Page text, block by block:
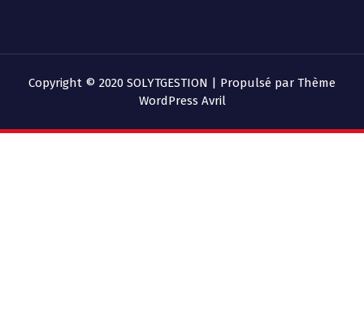
Copyright © 2020 SOLYTGESTION | Propulsé par Thème
WordPress Avril